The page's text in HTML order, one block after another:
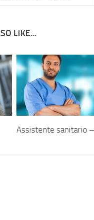
LIKE...
Assistente sanitario